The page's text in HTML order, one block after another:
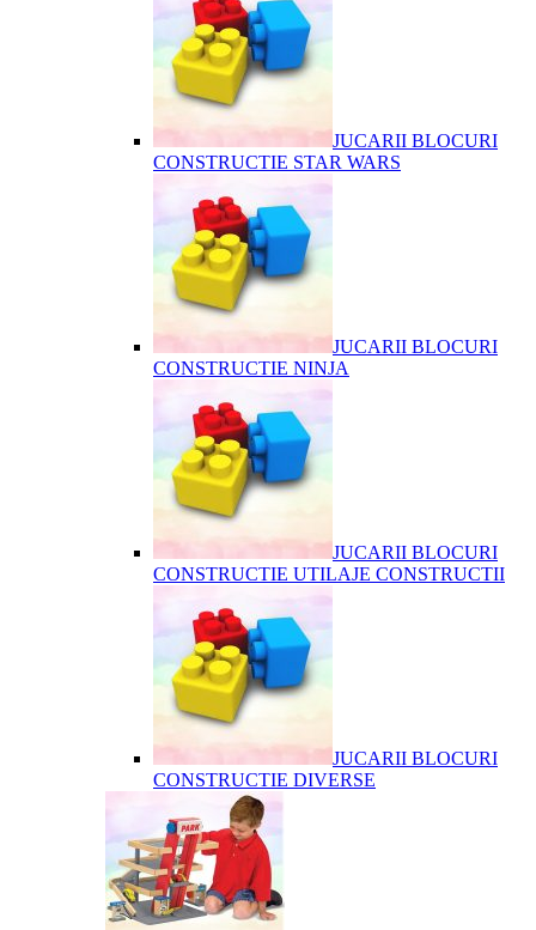
JUCARII BLOCURI
CONSTRUCTIE STAR WARS
JUCARII BLOCURI
CONSTRUCTIE NINJA
JUCARII BLOCURI
CONSTRUCTIE UTILAJE CONSTRUCTII
JUCARII BLOCURI
CONSTRUCTIE DIVERSE